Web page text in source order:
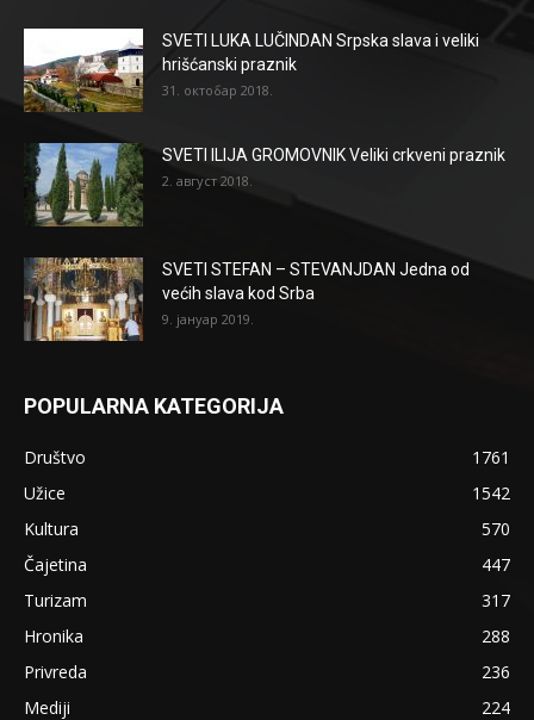
SVETI LUKA LUČINDAN Srpska slava i veliki
hrišćanski praznik
31. октобар 2018.
SVETI ILIJA GROMOVNIK Veliki crkveni praznik
2. август 2018.
SVETI STEFAN – STEVANJDAN Jedna od
većih slava kod Srba
9. јануар 2019.
POPULARNA KATEGORIJA
Društvo
1761
Užice
1542
Kultura
570
Čajetina
447
Turizam
317
Hronika
288
Privreda
236
Mediji
224